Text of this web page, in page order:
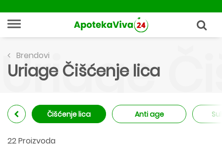
Brendovi
Uriage Čišćenje lica
Uriage
Čišćenje lica Anti age
22 Proizvoda